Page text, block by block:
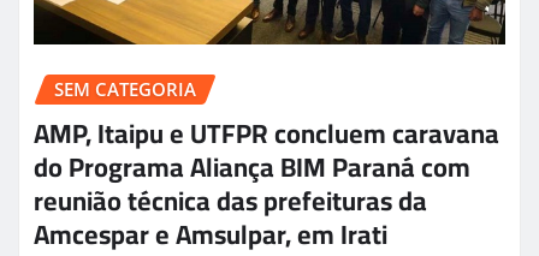
SEM CATEGORIA
AMP, Itaipu e UTFPR concluem caravana
do Programa Aliança BIM Paraná com
reunião técnica das prefeituras da
Amcespar e Amsulpar, em Irati